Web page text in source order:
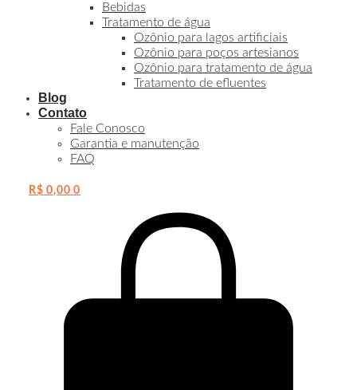
Bebidas
Tratamento de água
Ozônio para lagos artificiais
Ozônio para poços artesianos
Ozônio para tratamento de água
Tratamento de efluentes
Blog
Contato
Fale Conosco
Garantia e manutenção
FAQ
R$ 0,00 0